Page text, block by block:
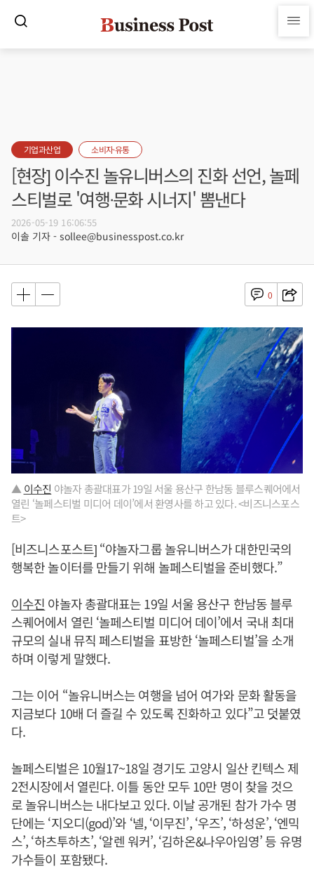
기업과산업 소비자·유통
[현장] 이수진 놀유니버스의 진화 선언, 놀페
스티벌로 '여행ᐧ문화 시너지' 뽐낸다
2026-05-19 16:06:55
이솔 기자 - sollee@businesspost.co.kr
0
▲ 이수진 야놀자 총괄대표가 19일 서울 용산구 한남동 블루스퀘어에서
열린 ‘놀페스티벌 미디어 데이’에서 환영사를 하고 있다. <비즈니스포스
트>
[비즈니스포스트] “야놀자그룹 놀유니버스가 대한민국의
행복한 놀이터를 만들기 위해 놀페스티벌을 준비했다.”
이수진 야놀자 총괄대표는 19일 서울 용산구 한남동 블루
스퀘어에서 열린 ‘놀페스티벌 미디어 데이’에서 국내 최대
규모의 실내 뮤직 페스티벌을 표방한 ‘놀페스티벌’을 소개
하며 이렇게 말했다.
그는 이어 “놀유니버스는 여행을 넘어 여가와 문화 활동을
지금보다 10배 더 즐길 수 있도록 진화하고 있다”고 덧붙였
다.
놀페스티벌은 10월17~18일 경기도 고양시 일산 킨텍스 제
2전시장에서 열린다. 이틀 동안 모두 10만 명이 찾을 것으
로 놀유니버스는 내다보고 있다. 이날 공개된 참가 가수 명
단에는 ‘지오디(god)’와 ‘넬, ‘이무진’, ‘우즈’, ‘하성운’, ‘엔믹
스’, ‘하츠투하츠’, ‘알렌 워커’, ‘김하온&나우아임영’ 등 유명
가수들이 포함됐다.